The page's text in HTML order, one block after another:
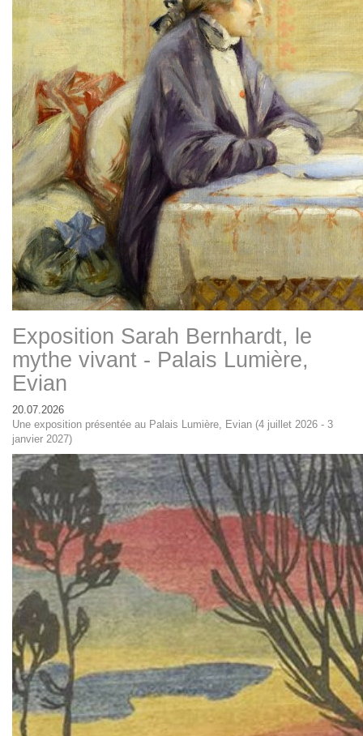
Exposition Sarah Bernhardt, le
mythe vivant - Palais Lumière,
Evian
20.07.2026
Une exposition présentée au Palais Lumière, Evian (4 juillet 2026 - 3
janvier 2027)